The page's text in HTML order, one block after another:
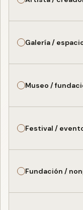
Galería /
Museo /
Festival /
Fundación /